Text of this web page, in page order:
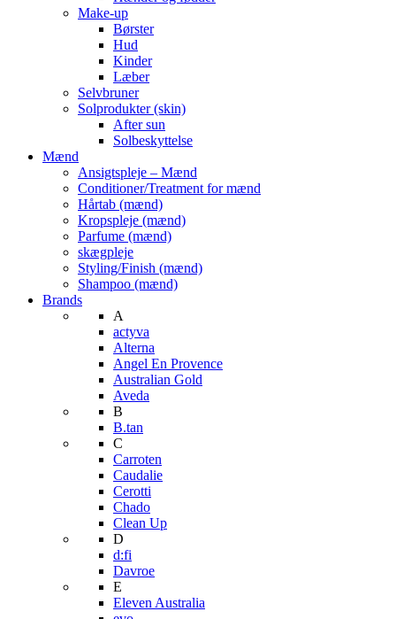
Make-up
Børster
Hud
Kinder
Læber
Selvbruner
Solprodukter (skin)
After sun
Solbeskyttelse
Mænd
Ansigtspleje – Mænd
Conditioner/Treatment for mænd
Hårtab (mænd)
Kropspleje (mænd)
Parfume (mænd)
skægpleje
Styling/Finish (mænd)
Shampoo (mænd)
Brands
A
actyva
Alterna
Angel En Provence
Australian Gold
Aveda
B
B.tan
C
Carroten
Caudalie
Cerotti
Chado
Clean Up
D
d:fi
Davroe
E
Eleven Australia